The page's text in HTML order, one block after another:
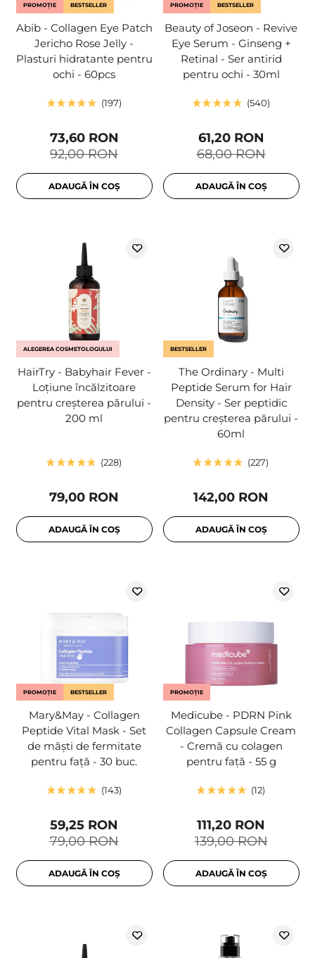
PROMOȚIE BESTSELLER
Abib - Collagen Eye Patch
Jericho Rose Jelly -
Plasturi hidratante pentru
ochi - 60pcs
197
92,00 RON
73,60 RON
ADAUGĂ ÎN COȘ
PROMOȚIE BESTSELLER
Beauty of Joseon - Revive
Eye Serum - Ginseng +
Retinal - Ser antirid
pentru ochi - 30ml
540
68,00 RON
61,20 RON
ADAUGĂ ÎN COȘ
ALEGEREA COSMETOLOGULUI
HairTry - Babyhair Fever -
Loțiune încălzitoare
pentru creșterea părului -
200 ml
228
79,00 RON
ADAUGĂ ÎN COȘ
BESTSELLER
The Ordinary - Multi
Peptide Serum for Hair
Density - Ser peptidic
pentru creșterea părului -
60ml
227
142,00 RON
ADAUGĂ ÎN COȘ
PROMOȚIE BESTSELLER
Mary&May - Collagen
Peptide Vital Mask - Set
de măști de fermitate
pentru față - 30 buc.
143
79,00 RON
59,25 RON
ADAUGĂ ÎN COȘ
PROMOȚIE
Medicube - PDRN Pink
Collagen Capsule Cream
- Cremă cu colagen
pentru față - 55 g
12
139,00 RON
111,20 RON
ADAUGĂ ÎN COȘ